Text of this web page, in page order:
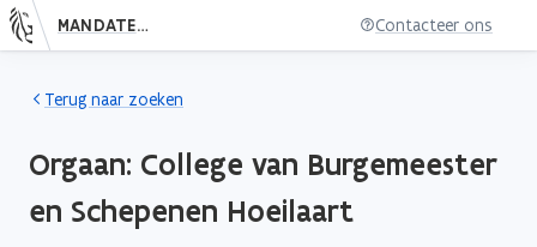
Nieuwe pagina: bestuursorgaan.subject.index
MANDATENDATABANK Contacteer ons
Terug naar zoeken
Orgaan: College van Burgemeester
en Schepenen Hoeilaart